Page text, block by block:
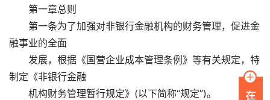
第一章总则
第一条为了加强对非银行金融机构的财务管理，促进金
融事业的全面
发展，根据《国营企业成本管理条例》等有关规定，特
制定《非银行金融
机构财务管理暂行规定》(以下简称“规定”)。